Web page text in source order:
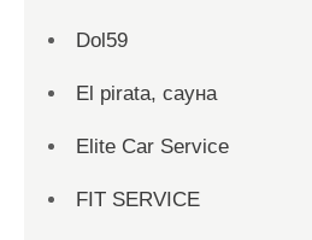
Dol59
El pirata, сауна
Elite Car Service
FIT SERVICE